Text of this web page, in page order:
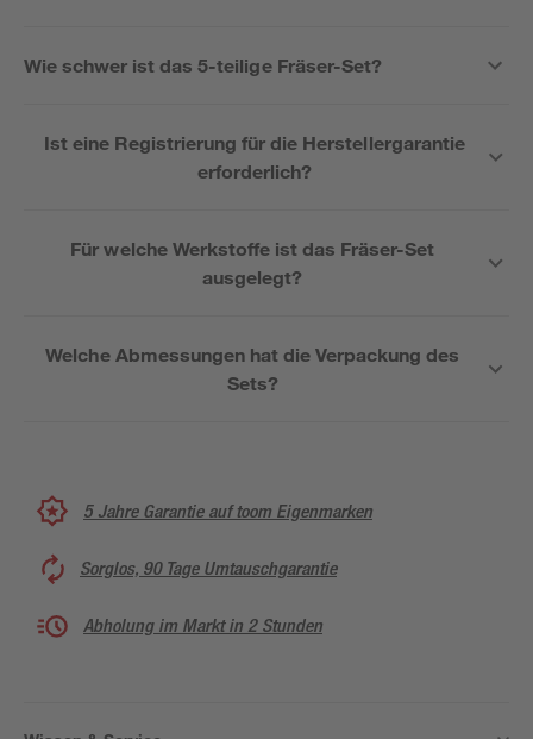
Wie schwer ist das 5-teilige Fräser-Set?
Ist eine Registrierung für die Herstellergarantie
erforderlich?
Für welche Werkstoffe ist das Fräser-Set
ausgelegt?
Welche Abmessungen hat die Verpackung des
Sets?
5 Jahre Garantie auf toom Eigenmarken
Sorglos, 90 Tage Umtauschgarantie
Abholung im Markt in 2 Stunden